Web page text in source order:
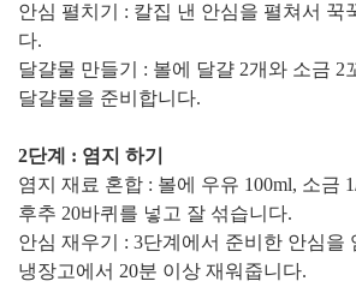
안심 펼치기 : 칼집 낸 안심을 펼쳐서 꾹
다.
달걀물 만들기 : 볼에 달걀 2개와 소금 2
달걀물을 준비합니다.
2단계 : 염지 하기
염지 재료 혼합 : 볼에 우유 100ml, 소금
후추 20바퀴를 넣고 잘 섞습니다.
안심 재우기 : 3단계에서 준비한 안심을
냉장고에서 20분 이상 재워줍니다.